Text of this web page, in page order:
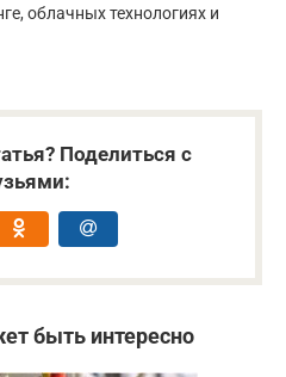
облачных технологиях и
Поделиться с
быть интересно